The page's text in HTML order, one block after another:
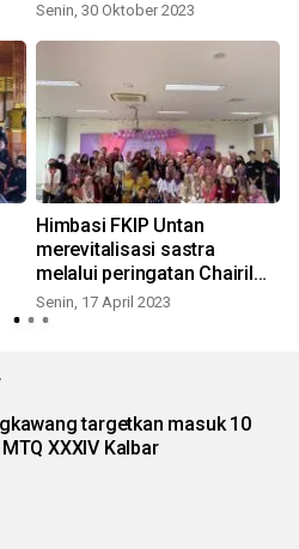
Senin, 30 Oktober 2023
Himbasi FKIP Untan
merevitalisasi sastra
melalui peringatan Chairil
Anwar
Senin, 17 April 2023
targetkan masuk 10
XXXIV Kalbar